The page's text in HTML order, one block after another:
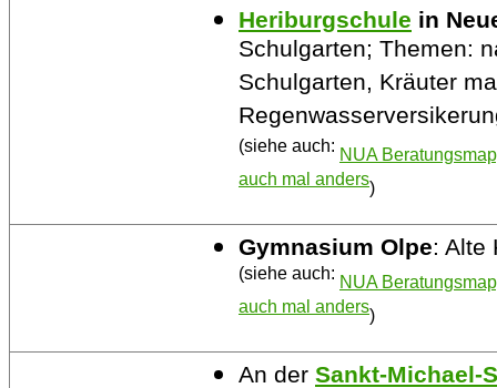
Heriburgschule in
Schulgarten; Themen:
Schulgarten, Kräuter
(siehe auch: NUA
auch mal anders)
Gymnasium Olpe: Alte
(siehe auch: NUA
auch mal anders)
An der Sankt-Michael-